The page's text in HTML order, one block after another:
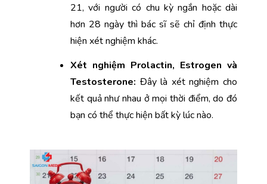
21, với người có chu kỳ ngắn hoặc dài
hơn 28 ngày thì bác sĩ sẽ chỉ định thực
hiện xét nghiệm khác.
Xét nghiệm Prolactin, Estrogen và
Testosterone: Đây là xét nghiệm cho
kết quả như nhau ở mọi thời điểm, do đó
bạn có thể thực hiện bất kỳ lúc nào.